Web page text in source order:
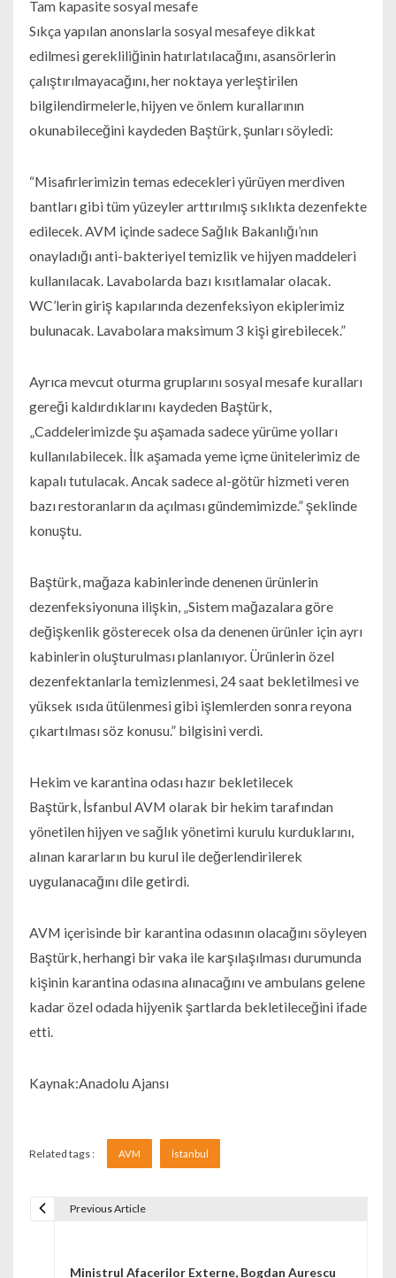
Tam kapasite sosyal mesafe
Sıkça yapılan anonslarla sosyal mesafeye dikkat
edilmesi gerekliliğinin hatırlatılacağını, asansörlerin
çalıştırılmayacağını, her noktaya yerleştirilen
bilgilendirmelerle, hijyen ve önlem kurallarının
okunabileceğini kaydeden Baştürk, şunları söyledi:
“Misafirlerimizin temas edecekleri yürüyen merdiven
bantları gibi tüm yüzeyler arttırılmış sıklıkta dezenfekte
edilecek. AVM içinde sadece Sağlık Bakanlığı’nın
onayladığı anti-bakteriyel temizlik ve hijyen maddeleri
kullanılacak. Lavabolarda bazı kısıtlamalar olacak.
WC’lerin giriş kapılarında dezenfeksiyon ekiplerimiz
bulunacak. Lavabolara maksimum 3 kişi girebilecek.”
Ayrıca mevcut oturma gruplarını sosyal mesafe kuralları
gereği kaldırdıklarını kaydeden Baştürk,
„Caddelerimizde şu aşamada sadece yürüme yolları
kullanılabilecek. İlk aşamada yeme içme ünitelerimiz de
kapalı tutulacak. Ancak sadece al-götür hizmeti veren
bazı restoranların da açılması gündemimizde.” şeklinde
konuştu.
Baştürk, mağaza kabinlerinde denenen ürünlerin
dezenfeksiyonuna ilişkin, „Sistem mağazalara göre
değişkenlik gösterecek olsa da denenen ürünler için ayrı
kabinlerin oluşturulması planlanıyor. Ürünlerin özel
dezenfektanlarla temizlenmesi, 24 saat bekletilmesi ve
yüksek ısıda ütülenmesi gibi işlemlerden sonra reyona
çıkartılması söz konusu.” bilgisini verdi.
Hekim ve karantina odası hazır bekletilecek
Baştürk, İsfanbul AVM olarak bir hekim tarafından
yönetilen hijyen ve sağlık yönetimi kurulu kurduklarını,
alınan kararların bu kurul ile değerlendirilerek
uygulanacağını dile getirdi.
AVM içerisinde bir karantina odasının olacağını söyleyen
Baştürk, herhangi bir vaka ile karşılaşılması durumunda
kişinin karantina odasına alınacağını ve ambulans gelene
kadar özel odada hijyenik şartlarda bekletileceğini ifade
etti.
Kaynak:Anadolu Ajansı
Related tags : AVM İstanbul
Previous Article
Ministrul Afacerilor Externe, Bogdan Aurescu